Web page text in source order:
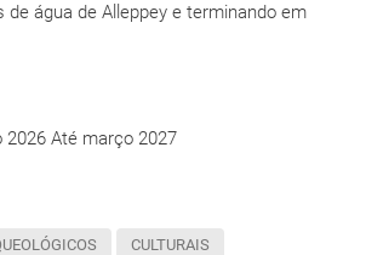
de água de Alleppey e terminando em
2026 Até março 2027
CULTURAIS